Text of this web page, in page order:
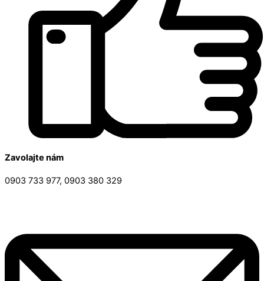
Zavolajte nám
0903 733 977, 0903 380 329